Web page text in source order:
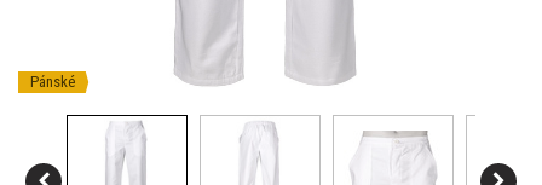
Pánské